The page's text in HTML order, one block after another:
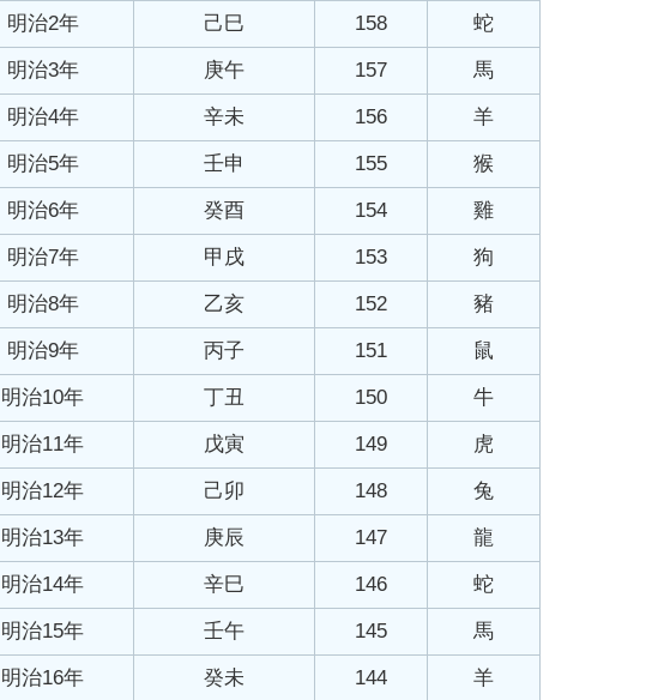
明治2年 己巳 158 蛇
明治3年 庚午 157 馬
明治4年 辛未 156 羊
明治5年 壬申 155 猴
明治6年 癸酉 154 雞
明治7年 甲戌 153 狗
明治8年 乙亥 152 豬
明治9年 丙子 151 鼠
明治10年 丁丑 150 牛
明治11年 戊寅 149 虎
明治12年 己卯 148 兔
明治13年 庚辰 147 龍
明治14年 辛巳 146 蛇
明治15年 壬午 145 馬
明治16年 癸未 144 羊